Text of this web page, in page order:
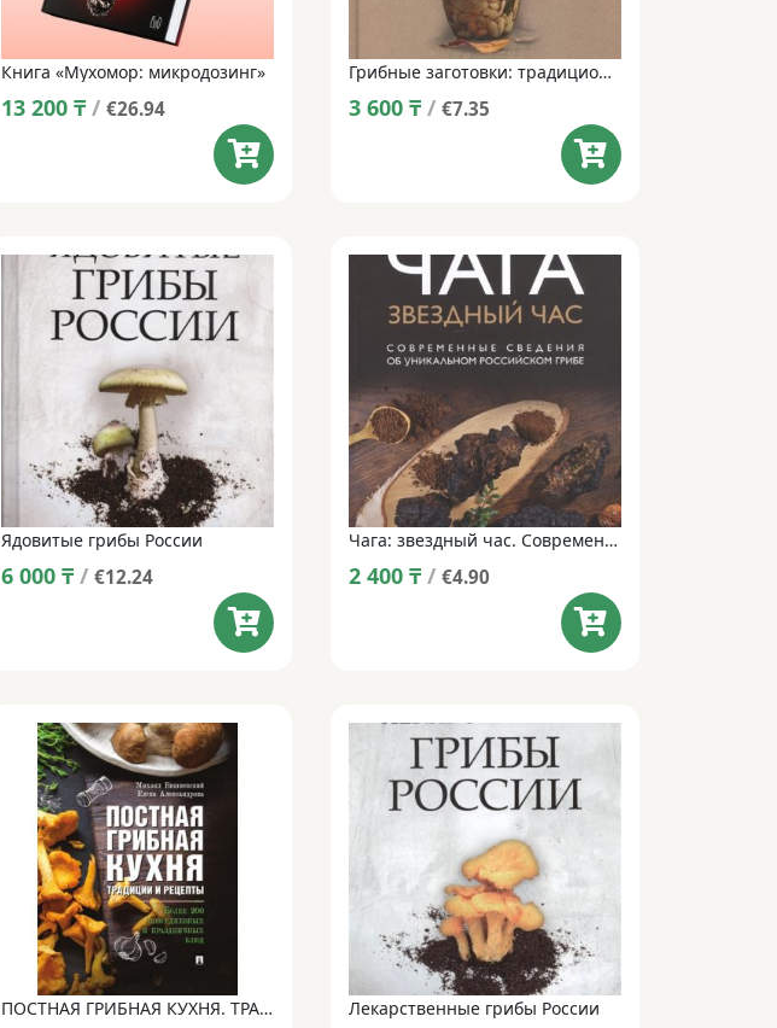
Книга «Мухомор: микродозинг»
13 200₸ / €26.94
Грибные заготовки: традиционные и новые рецепты
3 600 ₸ / €7.35
Ядовитые грибы России
6 000₸ / €12.24
Чага: звездный час. Современные сведения об уникальном российском грибе
2 400 ₸ / €4.90
ПОСТНАЯ ГРИБНАЯ КУХНЯ. ТРАДИЦИИ И РЕЦЕПТЫ Лекарственные грибы России